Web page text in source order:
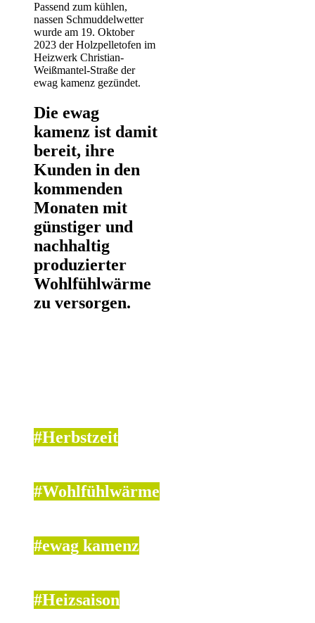
Passend zum kühlen,
nassen Schmuddelwetter
wurde am 19. Oktober
2023 der Holzpelletofen im
Heizwerk Christian-
Weißmantel-Straße der
ewag kamenz gezündet.
Die ewag
kamenz ist damit
bereit, ihre
Kunden in den
kommenden
Monaten mit
günstiger und
nachhaltig
produzierter
Wohlfühlwärme
zu versorgen.
#Herbstzeit
#Wohlfühlwärme
#ewag kamenz
#Heizsaison